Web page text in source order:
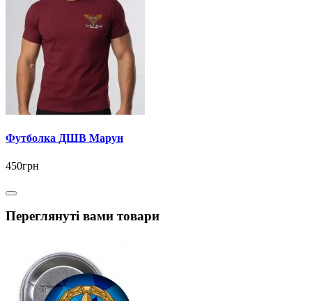
Футболка ДШВ Марун
450грн
Переглянуті вами товари